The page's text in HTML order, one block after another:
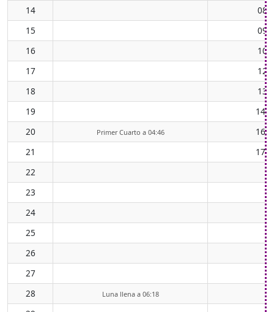
14
15
16
17
18
19
20
Primer Cuarto a 04:46
21
22
23
24
25
26
27
28
Luna llena a 06:18